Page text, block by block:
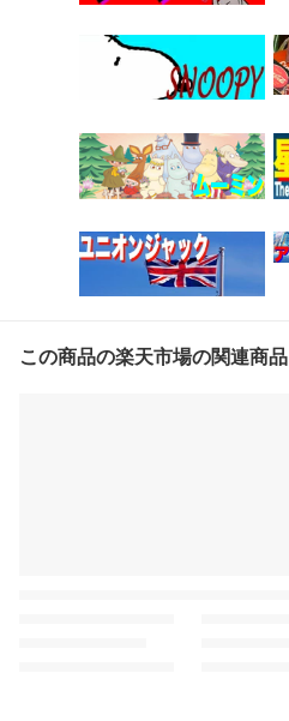
この商品の楽天市場の関連商品